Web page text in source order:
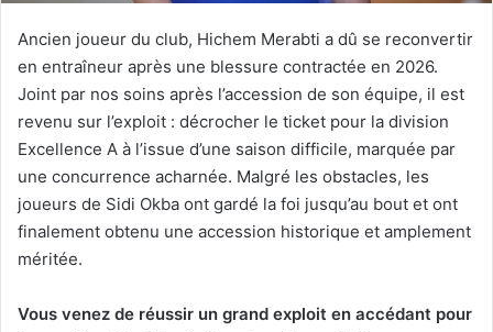
Ancien joueur du club, Hichem Merabti a dû se reconvertir
en entraîneur après une blessure contractée en 2026.
Joint par nos soins après l’accession de son équipe, il est
revenu sur l’exploit : décrocher le ticket pour la division
Excellence A à l’issue d’une saison difficile, marquée par
une concurrence acharnée. Malgré les obstacles, les
joueurs de Sidi Okba ont gardé la foi jusqu’au bout et ont
finalement obtenu une accession historique et amplement
méritée.
Vous venez de réussir un grand exploit en accédant pour